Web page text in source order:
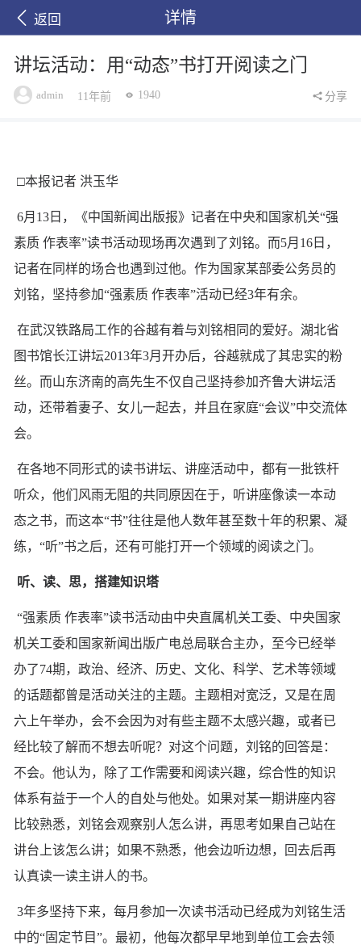
返回 详情
讲坛活动：用“动态”书打开阅读之门
admin 11年前 1940 分享
□本报记者 洪玉华
6月13日，《中国新闻出版报》记者在中央和国家机关“强
素质 作表率”读书活动现场再次遇到了刘铭。而5月16日，
记者在同样的场合也遇到过他。作为国家某部委公务员的
刘铭，坚持参加“强素质 作表率”活动已经3年有余。
在武汉铁路局工作的谷越有着与刘铭相同的爱好。湖北省
图书馆长江讲坛2013年3月开办后，谷越就成了其忠实的粉
丝。而山东济南的高先生不仅自己坚持参加齐鲁大讲坛活
动，还带着妻子、女儿一起去，并且在家庭“会议”中交流体
会。
在各地不同形式的读书讲坛、讲座活动中，都有一批铁杆
听众，他们风雨无阻的共同原因在于，听讲座像读一本动
态之书，而这本“书”往往是他人数年甚至数十年的积累、凝
练，“听”书之后，还有可能打开一个领域的阅读之门。
听、读、思，搭建知识塔
“强素质 作表率”读书活动由中央直属机关工委、中央国家
机关工委和国家新闻出版广电总局联合主办，至今已经举
办了74期，政治、经济、历史、文化、科学、艺术等领域
的话题都曾是活动关注的主题。主题相对宽泛，又是在周
六上午举办，会不会因为对有些主题不太感兴趣，或者已
经比较了解而不想去听呢？对这个问题，刘铭的回答是：
不会。他认为，除了工作需要和阅读兴趣，综合性的知识
体系有益于一个人的自处与他处。如果对某一期讲座内容
比较熟悉，刘铭会观察别人怎么讲，再思考如果自己站在
讲台上该怎么讲；如果不熟悉，他会边听边想，回去后再
认真读一读主讲人的书。
3年多坚持下来，每月参加一次读书活动已经成为刘铭生活
中的“固定节目”。最初，他每次都早早地到单位工会去领